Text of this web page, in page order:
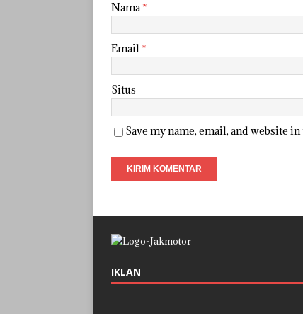
Nama*
Email *
Situs
Save my name, email, and website
IKLAN